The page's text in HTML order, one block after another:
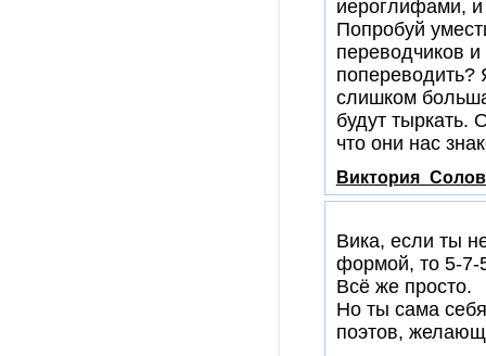
иероглифами,
Попробуй
переводчиков
попереводить?
слишком
будут тыркать.
что они нас
Вика, если ты
формой, то 5-7-
Всё же просто.
Но ты сама
поэтов,